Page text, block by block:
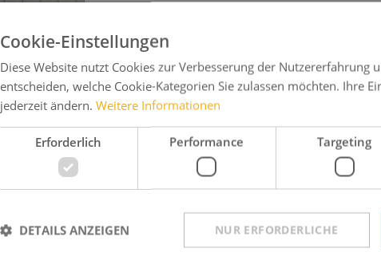
Zurück zu Home
Cookie-Einstellungen
Diese Website nutzt Cookies zur Verbesserung der Nutzererfahrung
entscheiden, welche Cookie-Kategorien Sie zulassen möchten. Ihre
jederzeit ändern. Weitere Informationen
Erforderlich Performance Targeting
NUR ERFORDERLICHE
DETAILS ANZEIGEN